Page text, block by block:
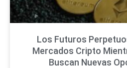
Los Futuros
Mercados Cripto
Buscan Nuevas